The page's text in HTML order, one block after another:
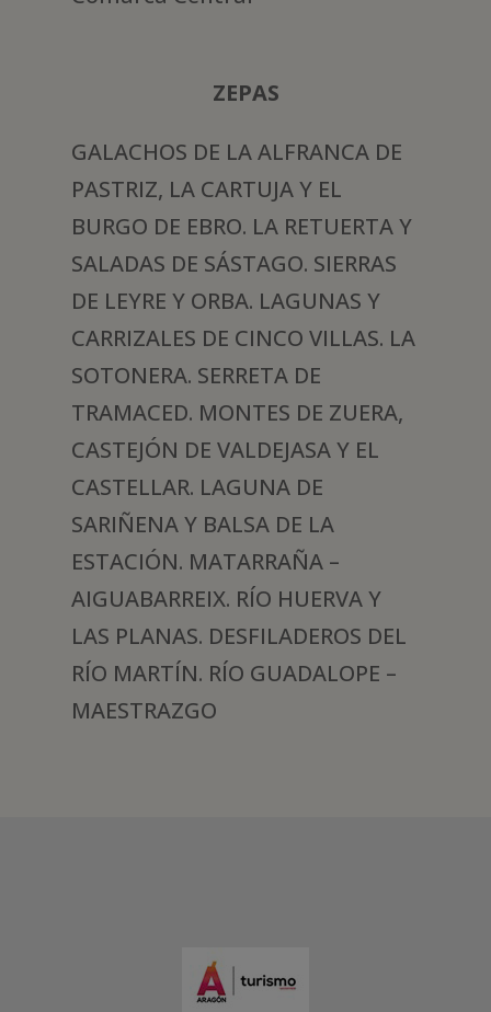
ZEPAS
GALACHOS DE LA ALFRANCA DE
PASTRIZ, LA CARTUJA Y EL
BURGO DE EBRO. LA RETUERTA Y
SALADAS DE SÁSTAGO. SIERRAS
DE LEYRE Y ORBA. LAGUNAS Y
CARRIZALES DE CINCO VILLAS. LA
SOTONERA. SERRETA DE
TRAMACED. MONTES DE ZUERA,
CASTEJÓN DE VALDEJASA Y EL
CASTELLAR. LAGUNA DE
SARIÑENA Y BALSA DE LA
ESTACIÓN. MATARRAÑA –
AIGUABARREIX. RÍO HUERVA Y
LAS PLANAS. DESFILADEROS DEL
RÍO MARTÍN. RÍO GUADALOPE –
MAESTRAZGO